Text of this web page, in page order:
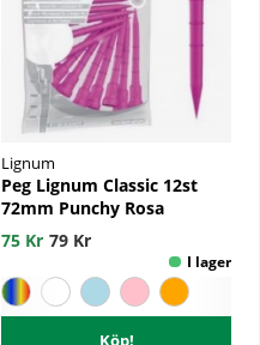
Lignum
Peg Lignum Classic 12st
72mm Punchy Rosa
75 Kr 79 Kr
Köp!